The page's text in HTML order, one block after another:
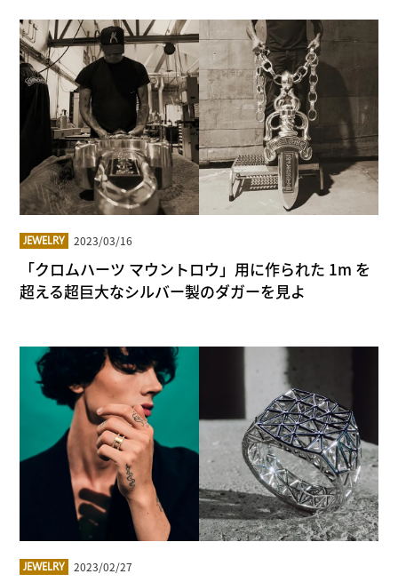
JEWELRY 2023/03/16
「クロムハーツ マウントロウ」用に作られた 1m を
超える超巨大なシルバー製のダガーを見よ
JEWELRY 2023/02/27